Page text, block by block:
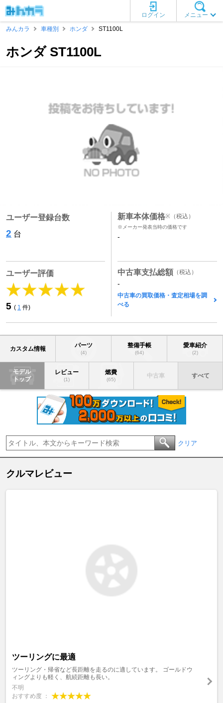
メニュー
ログイン
みんカラ
車種別 ホンダ ST1100L
ホンダ ST1100L
ユーザー登録台数
2 台
ユーザー評価
5 ( 1 件)
新車本体価格※ （税込）
※メーカー発表当時の価格です
-
中古車支払総額 （税込）
-
中古車の買取価格・査定相場を調
べる
カスタム情報 パーツ
(4)
整備手帳
(64)
愛車紹介
(2)
モデル
トップ
レビュー
(1)
燃費
(65)
中古車 すべて
クリア
クルマレビュー
ツーリングに最適
ツーリング・帰省など長距離を走るのに適しています。 ゴールドウ
ィングよりも軽く、航続距離も長い。
不明
おすすめ度 ：